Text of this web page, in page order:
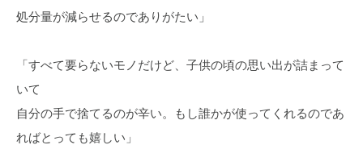
処分量が減らせるのでありがたい」
「すべて要らないモノだけど、子供の頃の思い出が詰まって
いて
自分の手で捨てるのが辛い。もし誰かが使ってくれるのであ
ればとっても嬉しい」